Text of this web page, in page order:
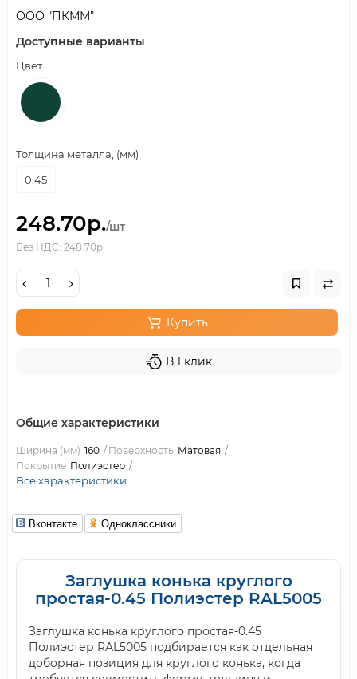
ООО "ПКММ"
Доступные варианты
Цвет
Толщина металла, (мм)
0.45
248.70р./шт
Без НДС: 248.70р.
Купить
В 1 клик
Общие характеристики
Ширина (мм) 160 Поверхность Матовая
Покрытие Полиэстер
Все характеристики
Вконтакте Одноклассники
Заглушка конька круглого
простая-0.45 Полиэстер RAL5005
Заглушка конька круглого простая-0.45
Полиэстер RAL5005 подбирается как отдельная
доборная позиция для круглого конька, когда